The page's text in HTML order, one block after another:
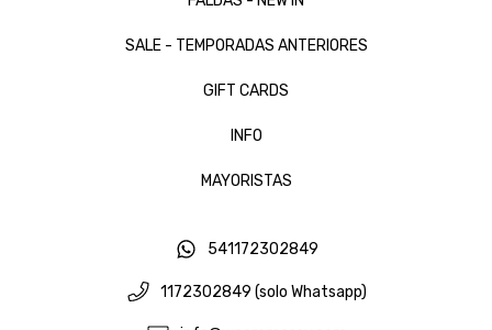
SALE - TEMPORADAS ANTERIORES
GIFT CARDS
INFO
MAYORISTAS
541172302849
1172302849 (solo Whatsapp)